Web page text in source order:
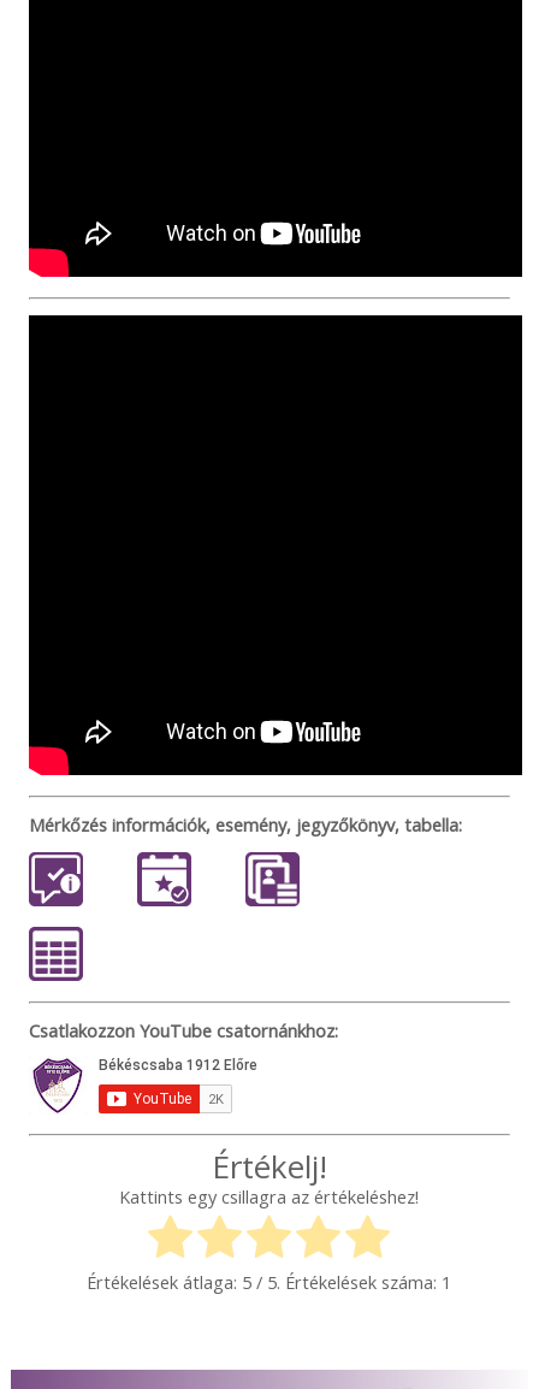
Mérkőzés információk, esemény, jegyzőkönyv, tabella:
Csatlakozzon YouTube csatornánkhoz:
Értékelj!
Kattints egy csillagra az értékeléshez!
Értékelések átlaga: 5 / 5. Értékelések száma: 1